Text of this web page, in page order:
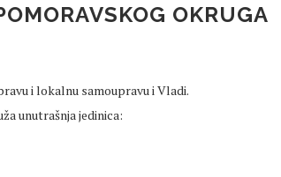
OKRUGA
i lokalnu samoupravu i Vladi.
unutrašnja jedinica: